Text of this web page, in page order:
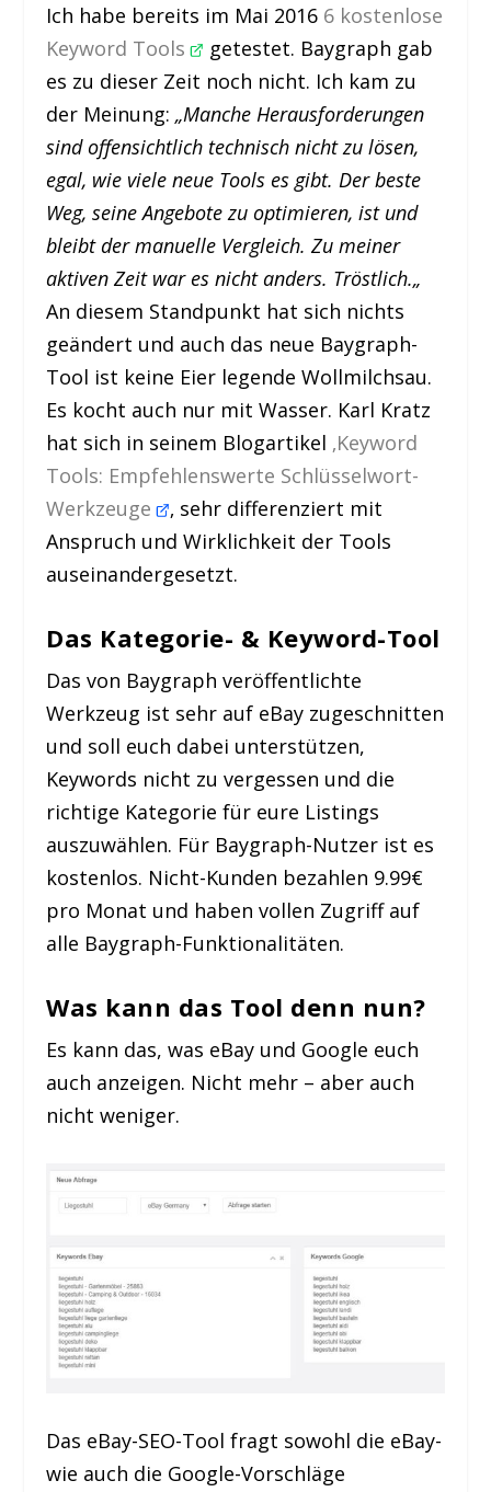
Ich habe bereits im Mai 2016 6 kostenlose
Keyword Tools
getestet. Baygraph gab
es zu dieser Zeit noch nicht. Ich kam zu
der Meinung:„Manche Herausforderungen
sind offensichtlich technisch nicht zu lösen,
egal, wie viele neue Tools es gibt. Der beste
Weg, seine Angebote zu optimieren, ist und
bleibt der manuelle Vergleich. Zu meiner
aktiven Zeit war es nicht anders. Tröstlich.„
An diesem Standpunkt hat sich nichts
geändert und auch das neue Baygraph-
Tool ist keine Eier legende Wollmilchsau.
Es kocht auch nur mit Wasser. Karl Kratz
hat sich in seinem Blogartikel ‚Keyword
Tools: Empfehlenswerte Schlüsselwort-
Werkzeuge ‚ sehr differenziert mit
Anspruch und Wirklichkeit der Tools
auseinandergesetzt.
Das Kategorie- & Keyword-Tool
Das von Baygraph veröffentlichte
Werkzeug ist sehr auf eBay zugeschnitten
und soll euch dabei unterstützen,
Keywords nicht zu vergessen und die
richtige Kategorie für eure Listings
auszuwählen. Für Baygraph-Nutzer ist es
kostenlos. Nicht-Kunden bezahlen 9.99€
pro Monat und haben vollen Zugriff auf
alle Baygraph-Funktionalitäten.
Was kann das Tool denn nun?
Es kann das, was eBay und Google euch
auch anzeigen. Nicht mehr – aber auch
nicht weniger.
Das eBay-SEO-Tool fragt sowohl die eBay-
wie auch die Google-Vorschläge